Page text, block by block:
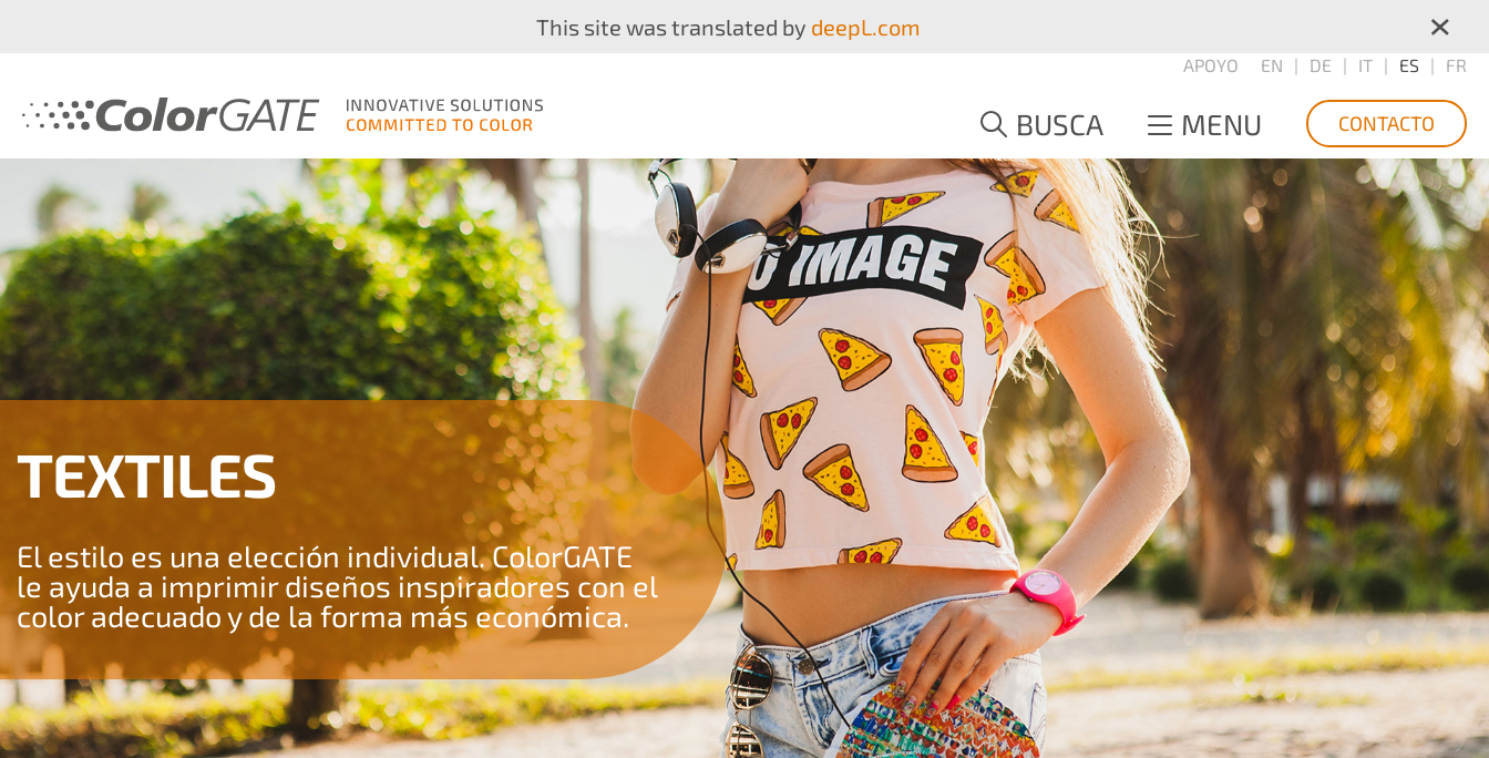
This site was translated by deepL.com ×
APOYO EN DE IT ES FR
BUSCA MENU CONTACTO
TEXTILES
El estilo es una elección individual. ColorGATE
le ayuda a imprimir diseños inspiradores con el
color adecuado y de la forma más económica.